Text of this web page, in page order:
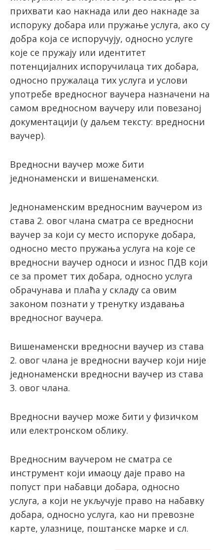
прихвати као накнада или део накнаде за
испоруку добара или пружање услуга, ако су
добра која се испоручују, односно услуге
које се пружају или идентитет
потенцијалних испоручилаца тих добара,
односно пружалаца тих услуга и услови
употребе вредносног ваучера назначени на
самом вредносном ваучеру или повезаној
документацији (у даљем тексту: вредносни
ваучер).
Вредносни ваучер може бити
једнонаменски и вишенаменски.
Једнонаменским вредносним ваучером из
става 2. овог члана сматра се вредносни
ваучер за који су место испоруке добара,
односно место пружања услуга на које се
вредносни ваучер односи и износ ПДВ који
се за промет тих добара, односно услуга
обрачунава и плаћа у складу са овим
законом познати у тренутку издавања
вредносног ваучера.
Вишенаменски вредносни ваучер из става
2. овог члана је вредносни ваучер који није
једнонаменски вредносни ваучер из става
3. овог члана.
Вредносни ваучер може бити у физичком
или електронском облику.
Вредносним ваучером не сматра се
инструмент који имаоцу даје право на
попуст при набавци добара, односно
услуга, а који не укључује право на набавку
добара, односно услуга, као ни превозне
карте, улазнице, поштанске марке и сл.